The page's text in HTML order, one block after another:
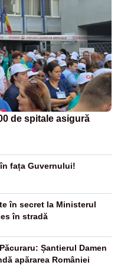
de spitale asigură
fața Guvernului!
în secret la Ministerul
în stradă
Șantierul Damen
apărarea României